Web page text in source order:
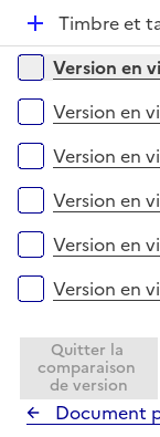
r
e
r
D
é
p
e
Timbre et
Versions sur la
Version en
Version en
Version en
Version en
Version en
Version en
Quitter la
comparaison
de version
Document